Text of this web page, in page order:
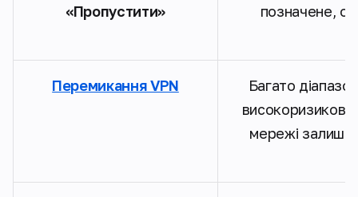
«Пропустити»
позначене,
Перемикання VPN
Багато
мережі